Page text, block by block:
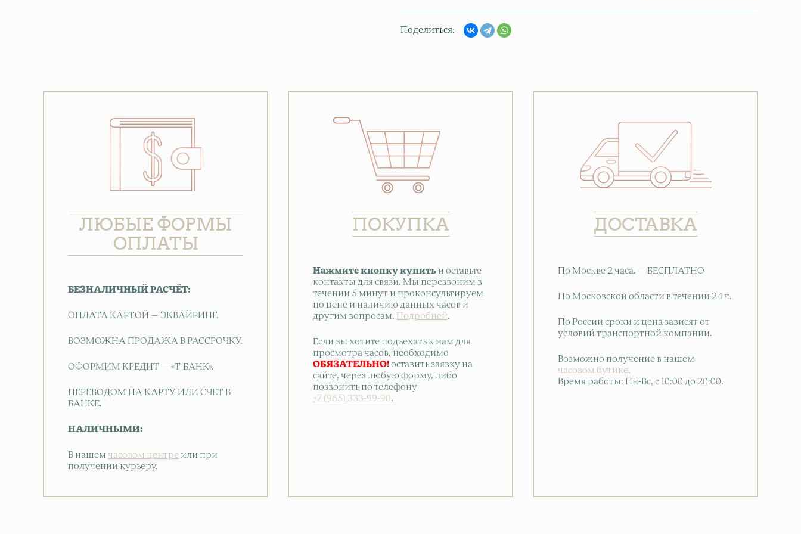
Поделиться
ЛЮБЫЕ ФОРМЫ
ОПЛАТЫ
БЕЗНАЛИЧНЫЙ РАСЧЁТ:
ОПЛАТА КАРТОЙ — ЭКВАЙРИНГ.
ВОЗМОЖНА ПРОДАЖА В РАССРОЧКУ.
ОФОРМИМ КРЕДИТ — «Т-БАНК».
ПЕРЕВОДОМ НА КАРТУ ИЛИ СЧЕТ В
БАНКЕ.
НАЛИЧНЫМИ:
В нашем часовом центре или при
получении курьеру.
ПОКУПКА
Нажмите кнопку купить и оставьте
контакты для связи. Мы перезвоним в
течении 5 минут и проконсультируем
по цене и наличию данных часов и
другим вопросам.
Подробней.
Если вы хотите подъехать к нам для
просмотра часов, необходимо
ОБЯЗАТЕЛЬНО! оставить заявку на
сайте, через любую форму, либо
позвонить по телефону
+7 (965) 333-99-90.
ДОСТАВКА
По Москве 2 часа. — БЕСПЛАТНО
По Московской области в течении 24 ч.
По России сроки и цена зависят от
условий транспортной компании.
Возможно получение в нашем
часовом бутике.
Время работы: Пн-Вс, с 10:00 до 20:00.